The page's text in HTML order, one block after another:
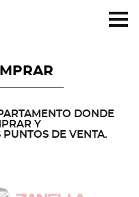
DONDE
Y
PUNTOS DE VENTA.